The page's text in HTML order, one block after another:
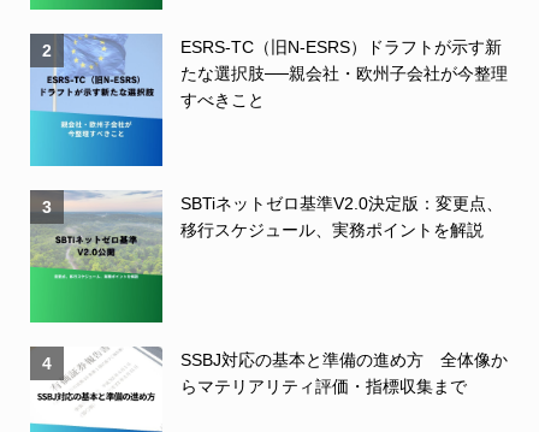
2
ESRS-TC（旧N-ESRS）ドラフトが示す新
たな選択肢──親会社・欧州子会社が今整理
すべきこと
3
SBTiネットゼロ基準V2.0決定版：変更点、
移行スケジュール、実務ポイントを解説
4
SSBJ対応の基本と準備の進め方 全体像か
らマテリアリティ評価・指標収集まで